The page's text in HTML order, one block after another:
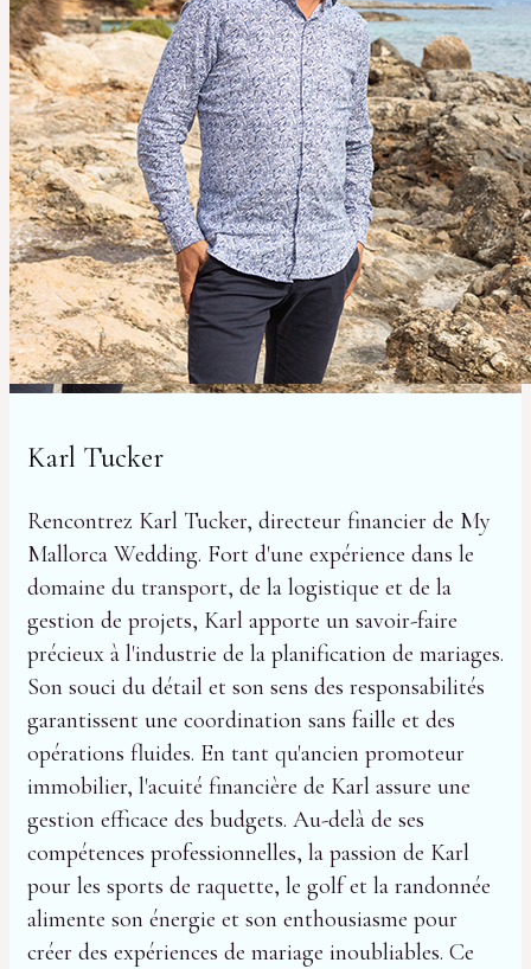
Karl Tucker
Rencontrez Karl Tucker, directeur financier de My
Mallorca Wedding. Fort d'une expérience dans le
domaine du transport, de la logistique et de la
gestion de projets, Karl apporte un savoir-faire
précieux à l'industrie de la planification de mariages.
Son souci du détail et son sens des responsabilités
garantissent une coordination sans faille et des
opérations fluides. En tant qu'ancien promoteur
immobilier, l'acuité financière de Karl assure une
gestion efficace des budgets. Au-delà de ses
compétences professionnelles, la passion de Karl
pour les sports de raquette, le golf et la randonnée
alimente son énergie et son enthousiasme pour
créer des expériences de mariage inoubliables. Ce